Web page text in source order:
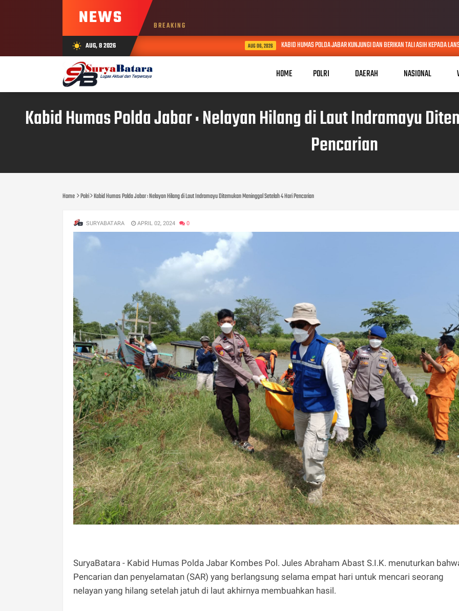
NEWS BREAKING
wb_sunny AUG, 8 2026 KABID HUMAS POLDA JABAR KUNJUNGI DAN BERIKAN TALI ASIH KEPADA LANSIA
HOME POLRI DAERAH NASIONAL
Kabid Humas Polda Jabar : Nelayan Hilang di Laut Indramayu
Pencarian
Home Polri Kabid Humas Polda Jabar : Nelayan Hilang di Laut Indramayu Ditemukan Meninggal Setelah 4 Hari Pencarian
SURYABATARA APRIL 02, 2024 0
SuryaBatara - Kabid Humas Polda Jabar Kombes Pol. Jules Abraham Abast S.I.K. menuturkan
Pencarian dan penyelamatan (SAR) yang berlangsung selama empat hari untuk mencari seorang
nelayan yang hilang setelah jatuh di laut akhirnya membuahkan hasil.